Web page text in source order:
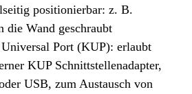
positionierbar: z. B.
die Wand geschraubt
Port (KUP): erlaubt
KUP Schnittstellenadapter,
USB, zum Austausch von